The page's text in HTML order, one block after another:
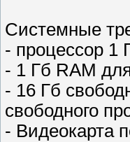
Системные
- процессор 1
- 1 Гб RAM
- 16 Гб
свободного
- Видеокарта